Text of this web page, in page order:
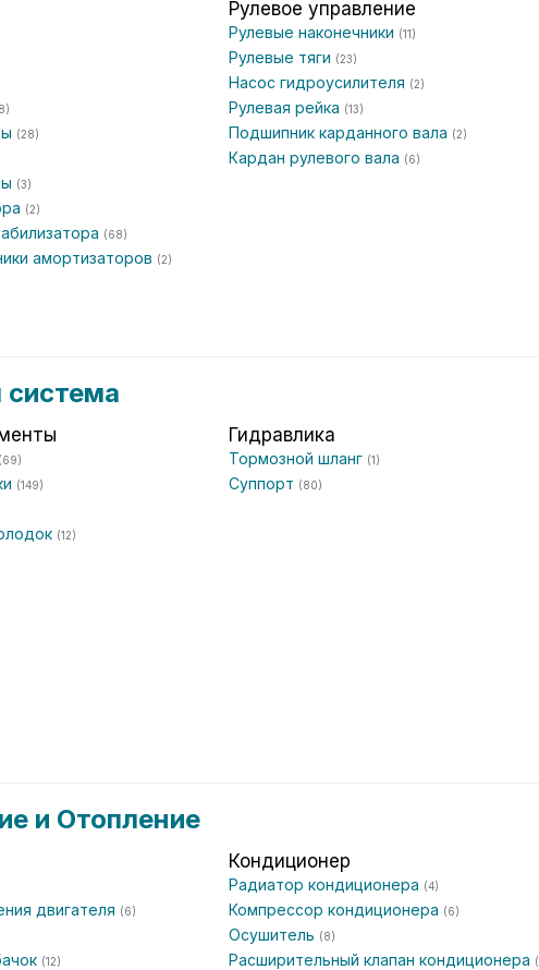
(28)
(3)
(2)
(68)
амортизаторов (2)
Рулевое управление
Рулевые наконечники (11)
Рулевые тяги (23)
Насос гидроусилителя (2)
Рулевая рейка (13)
Подшипник карданного вала (2)
Кардан рулевого вала (6)
система
(69)
(149)
(12)
Гидравлика
Тормозной шланг (1)
Суппорт (80)
и Отопление
двигателя (6)
(12)
Кондиционер
Радиатор кондиционера (4)
Компрессор кондиционера (6)
Осушитель (8)
Расширительный клапан кондиционера